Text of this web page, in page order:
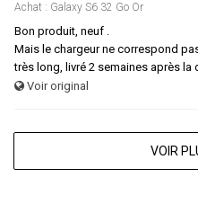
Achat : Galaxy S6 32 Go Or
Bon produit, neuf .
Mais le chargeur ne correspond
très long, livré 2 semaines après la
Voir original
VOIR